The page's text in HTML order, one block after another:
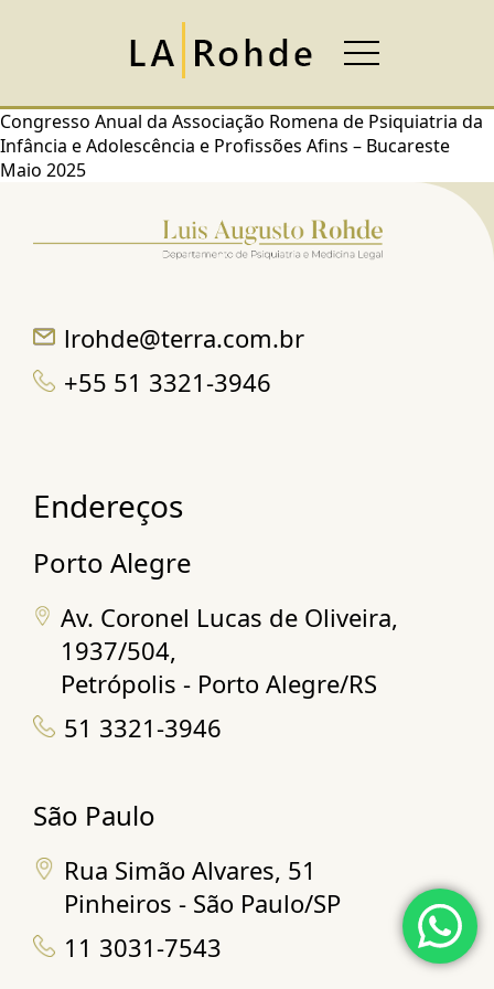
Congresso Anual da Associação Romena de Psiquiatria da
Infância e Adolescência e Profissões Afins – Bucareste
Maio 2025
lrohde@terra.com.br
+55 51 3321-3946
Endereços
Porto Alegre
Av. Coronel Lucas de Oliveira,
1937/504,
Petrópolis - Porto Alegre/RS
51 3321-3946
São Paulo
Rua Simão Alvares, 51
Pinheiros - São Paulo/SP
11 3031-7543